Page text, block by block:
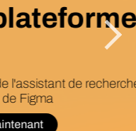
recherche en IA et